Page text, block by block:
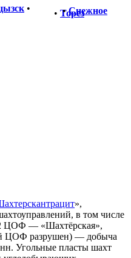
• • Торез
•Снежное
»,
в том числе
ЦОФ — «Шахтёрская»,
ЦОФ разрушен) — добыча
Угольные пласты шахт